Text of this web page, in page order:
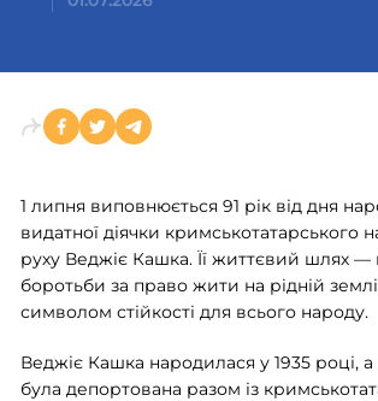
1 липня виповнюється 91 рік від дня
видатної діячки кримськотатарського
руху Веджіє Кашка. Її життєвий шлях —
боротьби за право жити на рідній
символом стійкості для всього народу.
Веджіє Кашка народилася у 1935 році, а
була депортована разом із